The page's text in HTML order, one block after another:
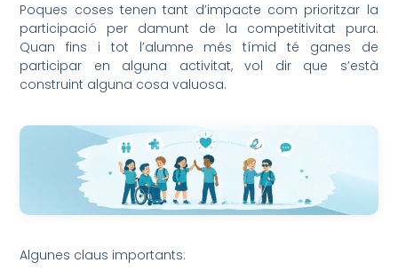
Poques coses tenen tant d’impacte com prioritzar la
participació per damunt de la competitivitat pura.
Quan fins i tot l’alumne més tímid té ganes de
participar en alguna activitat, vol dir que s’està
construint alguna cosa valuosa.
Algunes claus importants: